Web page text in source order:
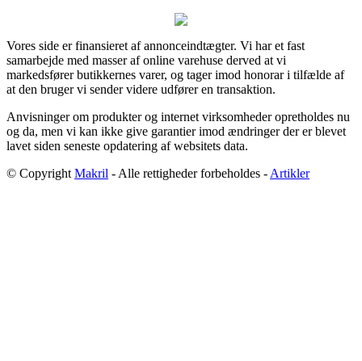
Vores side er finansieret af annonceindtægter. Vi har et fast
samarbejde med masser af online varehuse derved at vi
markedsfører butikkernes varer, og tager imod honorar i tilfælde af
at den bruger vi sender videre udfører en transaktion.
Anvisninger om produkter og internet virksomheder opretholdes nu
og da, men vi kan ikke give garantier imod ændringer der er blevet
lavet siden seneste opdatering af websitets data.
© Copyright Makril - Alle rettigheder forbeholdes - Artikler